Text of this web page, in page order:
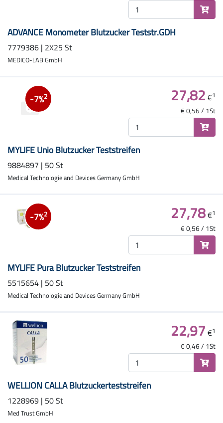
ADVANCE Monometer Blutzucker Teststr.GDH
7779386 | 2X25 St
MEDICO-LAB GmbH
-7%2
MYLIFE Unio Blutzucker Teststreifen
9884897 | 50 St
Medical Technologie and Devices Germany GmbH
27,82€1
€ 0,56 / 1St
-7%2
MYLIFE Pura Blutzucker Teststreifen
5515654 | 50 St
Medical Technologie and Devices Germany GmbH
27,78€1
€ 0,56 / 1St
WELLION CALLA Blutzuckerteststreifen
1228969 | 50 St
Med Trust GmbH
22,97€1
€ 0,46 / 1St